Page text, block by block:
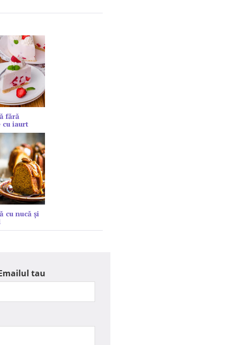
fără
cu iaurt
cu nucă și
tau